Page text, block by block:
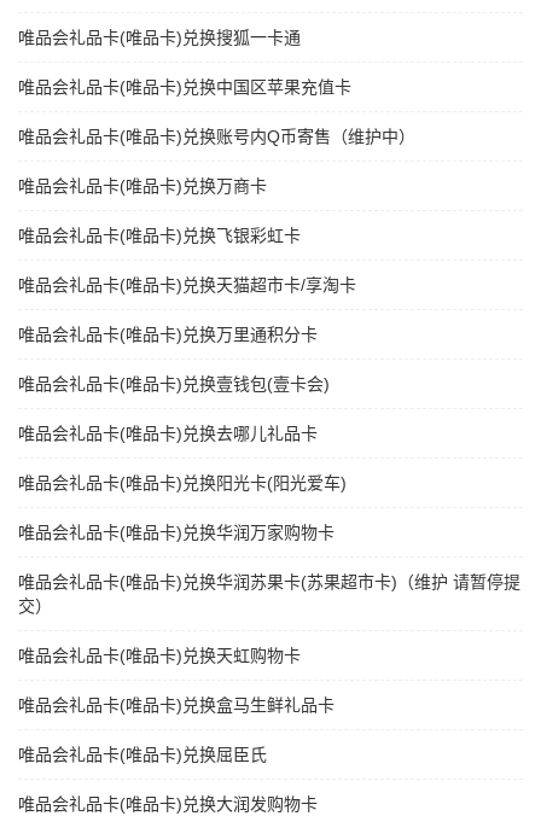
唯品会礼品卡(唯品卡)兑换搜狐一卡通
唯品会礼品卡(唯品卡)兑换中国区苹果充值卡
唯品会礼品卡(唯品卡)兑换账号内Q币寄售（维护中）
唯品会礼品卡(唯品卡)兑换万商卡
唯品会礼品卡(唯品卡)兑换飞银彩虹卡
唯品会礼品卡(唯品卡)兑换天猫超市卡/享淘卡
唯品会礼品卡(唯品卡)兑换万里通积分卡
唯品会礼品卡(唯品卡)兑换壹钱包(壹卡会)
唯品会礼品卡(唯品卡)兑换去哪儿礼品卡
唯品会礼品卡(唯品卡)兑换阳光卡(阳光爱车)
唯品会礼品卡(唯品卡)兑换华润万家购物卡
唯品会礼品卡(唯品卡)兑换华润苏果卡(苏果超市卡)（维护 请暂停提
交）
唯品会礼品卡(唯品卡)兑换天虹购物卡
唯品会礼品卡(唯品卡)兑换盒马生鲜礼品卡
唯品会礼品卡(唯品卡)兑换屈臣氏
唯品会礼品卡(唯品卡)兑换大润发购物卡